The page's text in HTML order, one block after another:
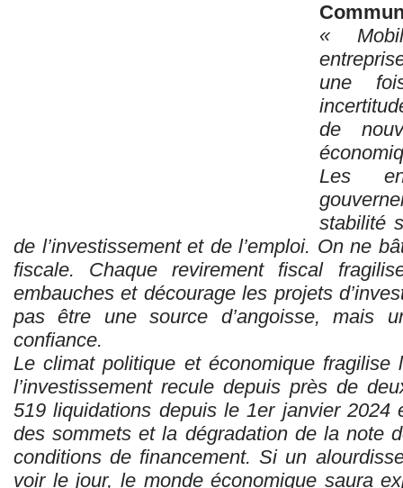
«
une
de
Les
stabilité
de l’investissement et de l’emploi. On ne
fiscale. Chaque revirement fiscal
embauches et décourage les projets
pas être une source d’angoisse, mais
confiance.
Le climat politique et économique fragilise
l’investissement recule depuis près de
519 liquidations depuis le 1er janvier 2024
des sommets et la dégradation de la note
conditions de financement. Si un
voir le jour, le monde économique saura